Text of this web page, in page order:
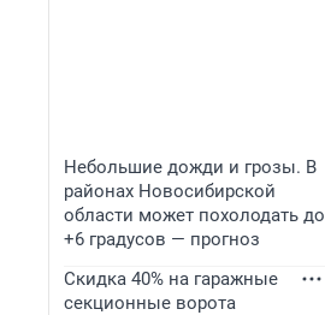
Небольшие дожди и грозы. В
районах Новосибирской
области может похолодать до
+6 градусов — прогноз
Скидка 40% на гаражные
секционные ворота